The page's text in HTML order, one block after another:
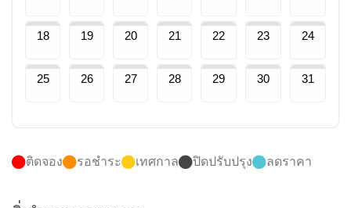
18 19 20 21 22 23 24
25 26 27 28 29 30 31
ติดจอง รอชำระ เทศกาล ปิดปรับปรุง ลดราคา